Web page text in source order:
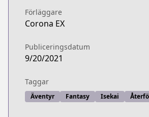
Förläggare
Corona EX
Publiceringsdatum
9/20/2021
Taggar
Äventyr Fantasy Isekai